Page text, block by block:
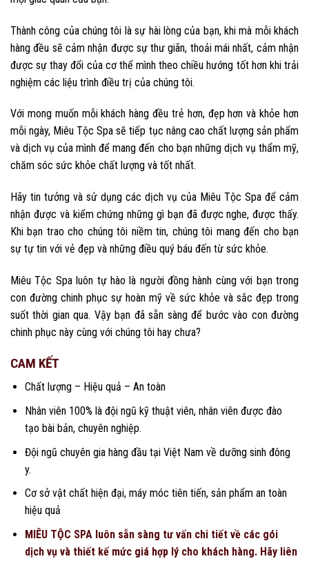
Thành công của chúng tôi là sự hài lòng của bạn, khi mà mỗi khách
hàng đều sẽ cảm nhận được sự thư giãn, thoải mái nhất, cảm nhận
được sự thay đổi của cơ thể mình theo chiều hướng tốt hơn khi trải
nghiệm các liệu trình điều trị của chúng tôi.
Với mong muốn mỗi khách hàng đều trẻ hơn, đẹp hơn và khỏe hơn
mỗi ngày, Miêu Tộc Spa sẽ tiếp tục nâng cao chất lượng sản phẩm
và dịch vụ của mình để mang đến cho bạn những dịch vụ thẩm mỹ,
chăm sóc sức khỏe chất lượng và tốt nhất.
Hãy tin tưởng và sử dụng các dịch vụ của Miêu Tộc Spa để cảm
nhận được và kiểm chứng những gì bạn đã được nghe, được thấy.
Khi bạn trao cho chúng tôi niềm tin, chúng tôi mang đến cho bạn
sự tự tin với vẻ đẹp và những điều quý báu đến từ sức khỏe.
Miêu Tộc Spa luôn tự hào là người đồng hành cùng với bạn trong
con đường chinh phục sự hoàn mỹ về sức khỏe và sắc đẹp trong
suốt thời gian qua. Vậy bạn đã sẵn sàng để bước vào con đường
chinh phục này cùng với chúng tôi hay chưa?
CAM KẾT
Chất lượng – Hiệu quả – An toàn
Nhân viên 100% là đội ngũ kỹ thuật viên, nhân viên được đào
tạo bài bản, chuyên nghiệp.
Đội ngũ chuyên gia hàng đầu tại Việt Nam về dưỡng sinh đông
y.
Cơ sở vật chất hiện đại, máy móc tiên tiến, sản phẩm an toàn
hiệu quả
MIÊU TỘC SPA luôn sẵn sàng tư vấn chi tiết về các gói
dịch vụ và thiết kế mức giá hợp lý cho khách hàng. Hãy liên